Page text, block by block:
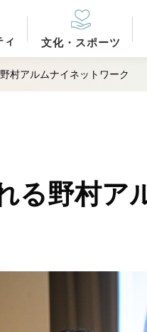
ィ
文化・スポーツ
村アルムナイネットワーク
る野村ア